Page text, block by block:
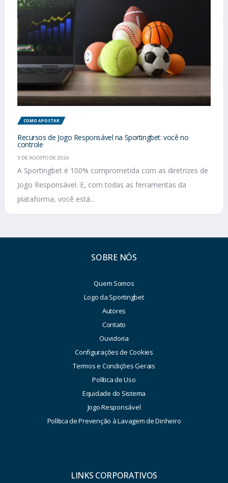
COMO APOSTAR
Recursos de Jogo Responsável na Sportingbet: você no
controle
5 DE AGOSTO DE 2026
A Sportingbet é 100% comprometida com as diretrizes de
Jogo Responsável. E, com todas as ferramentas da
plataforma, você está...
SOBRE NÓS
Quem Somos
Logo da Sportingbet
Autores
Contato
Ouvidoria
Configurações de Cookies
Termos e Condições Gerais
Política de Uso
Equidade do Sistema
Jogo Responsável
Política de Prevenção à Lavagem de Dinheiro
LINKS CORPORATIVOS